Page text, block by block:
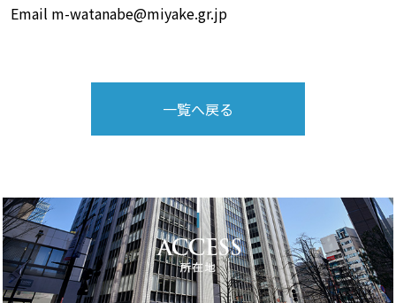
Email m-watanabe@miyake.gr.jp
一覧へ戻る